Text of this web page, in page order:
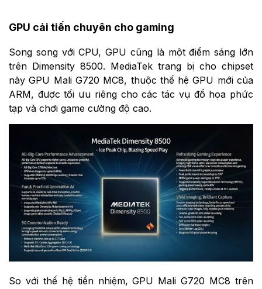
GPU cải tiến chuyên cho gaming
Song song với CPU, GPU cũng là một điểm sáng lớn
trên Dimensity 8500. MediaTek trang bị cho chipset
này GPU Mali G720 MC8, thuộc thế hệ GPU mới của
ARM, được tối ưu riêng cho các tác vụ đồ họa phức
tạp và chơi game cường độ cao.
So với thế hệ tiền nhiệm, GPU Mali G720 MC8 trên